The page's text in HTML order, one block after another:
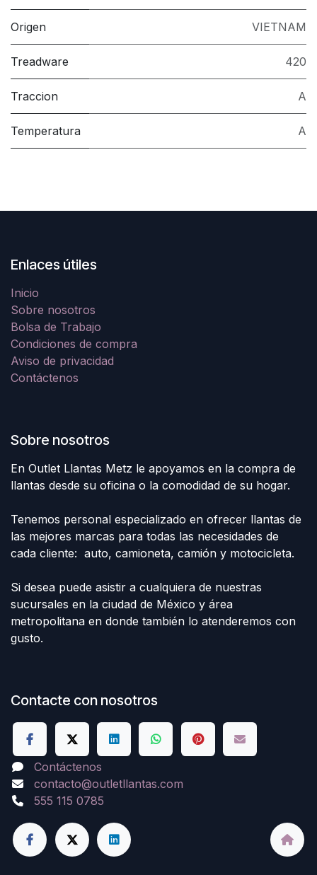
Origen VIETNAM
Treadware 420
Traccion A
Temperatura A
Enlaces útiles
Inicio
Sobre nosotros
Bolsa de Trabajo
Condiciones de compra
Aviso de privacidad
Contáctenos
Sobre nosotros
En Outlet Llantas Metz le apoyamos en la compra de
llantas desde su oficina o la comodidad de su hogar.
Tenemos personal especializado en ofrecer llantas de
las mejores marcas para todas las necesidades de
cada cliente: auto, camioneta, camión y motocicleta.
Si desea puede asistir a cualquiera de nuestras
sucursales en la ciudad de México y área
metropolitana en donde también lo atenderemos con
gusto.
Contacte con nosotros
Contáctenos
contacto@outletllantas.com
555 115 0785